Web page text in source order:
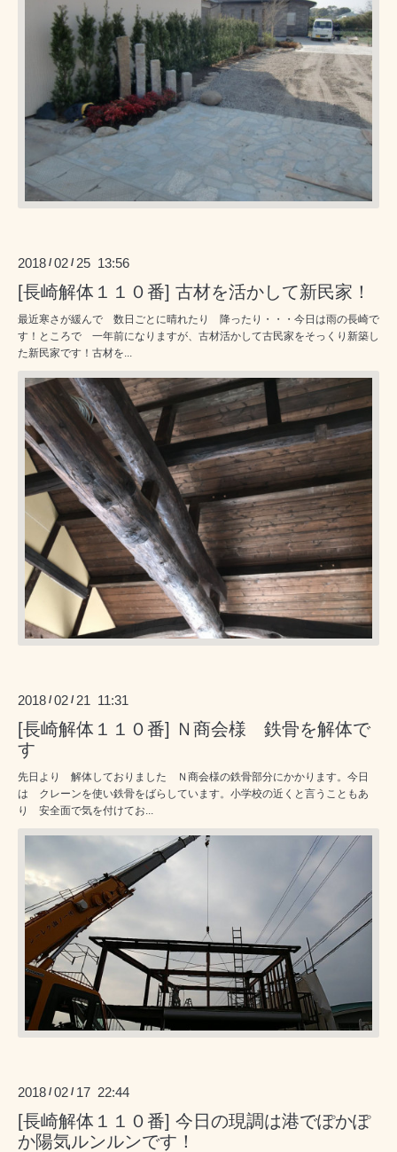
2018 /02 / 25 13:56
[長崎解体１１０番] 古材を活かして新民家！
最近寒さが緩んで 数日ごとに晴れたり 降ったり・・・今日は雨の長崎で
す！ところで 一年前になりますが、古材活かして古民家をそっくり新築し
た新民家です！古材を...
2018 /02 / 21 11:31
[長崎解体１１０番] Ｎ商会様 鉄骨を解体で
す
先日より 解体しておりました Ｎ商会様の鉄骨部分にかかります。今日
は クレーンを使い鉄骨をばらしています。小学校の近くと言うこともあ
り 安全面で気を付けてお...
2018 /02 / 17 22:44
[長崎解体１１０番] 今日の現調は港でぽかぽ
か陽気ルンルンです！